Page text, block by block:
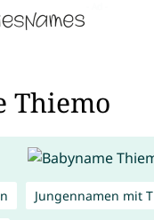
Thiemo
Jungennamen mit T